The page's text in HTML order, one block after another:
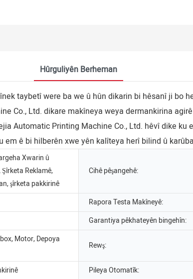
Hûrguliyên Berheman
taybetî were ba we û hûn dikarin bi hêsanî ji bo
Co., Ltd. dikare makîneya weya dermankirina
Automatic Printing Machine Co., Ltd. hêvî dike
ê bi hilberên xwe yên kalîteya herî bilind û
Xwarin û
Reklamê,
şîrketa pakkirinê
Cihê pêşangehê:
Rapora Testa Makîneyê:
Garantiya pêkhateyên bingehîn:
Motor, Depoya
Rewş:
Pileya Otomatîk: